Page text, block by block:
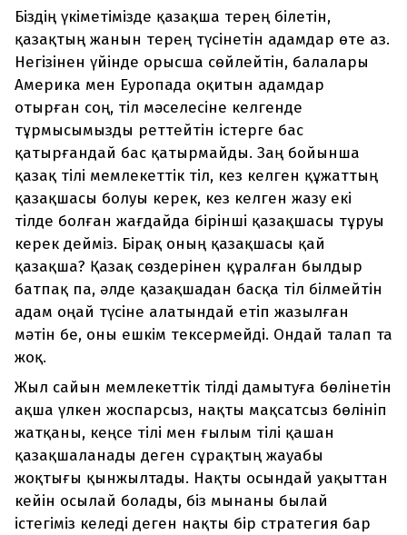
Біздің үкіметімізде қазақша терең білетін,
қазақтың жанын терең түсінетін адамдар өте аз.
Негізінен үйінде орысша сөйлейтін, балалары
Америка мен Еуропада оқитын адамдар
отырған соң, тіл мәселесіне келгенде
тұрмысымызды реттейтін істерге бас
қатырғандай бас қатырмайды. Заң бойынша
қазақ тілі мемлекеттік тіл, кез келген құжаттың
қазақшасы болуы керек, кез келген жазу екі
тілде болған жағдайда бірінші қазақшасы тұруы
керек дейміз. Бірақ оның қазақшасы қай
қазақша? Қазақ сөздерінен құралған былдыр
батпақ па, әлде қазақшадан басқа тіл білмейтін
адам оңай түсіне алатындай етіп жазылған
мәтін бе, оны ешкім тексермейді. Ондай талап та
жоқ.
Жыл сайын мемлекеттік тілді дамытуға бөлінетін
ақша үлкен жоспарсыз, нақты мақсатсыз бөлініп
жатқаны, кеңсе тілі мен ғылым тілі қашан
қазақшаланады деген сұрақтың жауабы
жоқтығы қынжылтады. Нақты осындай уақыттан
кейін осылай болады, біз мынаны былай
істегіміз келеді деген нақты бір стратегия бар